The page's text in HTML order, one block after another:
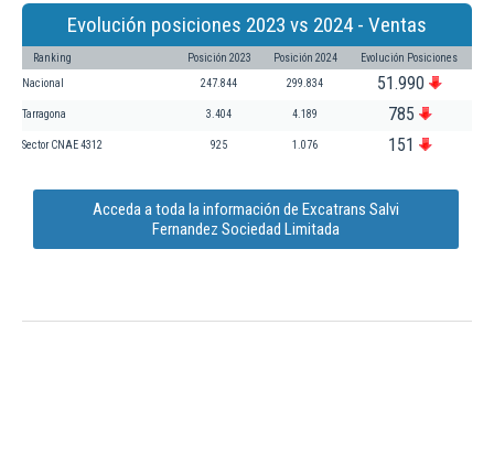
Evolución posiciones 2023 vs 2024 - Ventas
Ranking Posición 2023 Posición 2024 Evolución Posiciones
Nacional 247.844 299.834 51.990
Tarragona 3.404 4.189 785
Sector CNAE 4312 925 1.076 151
Acceda a toda la información de Excatrans Salvi
Fernandez Sociedad Limitada